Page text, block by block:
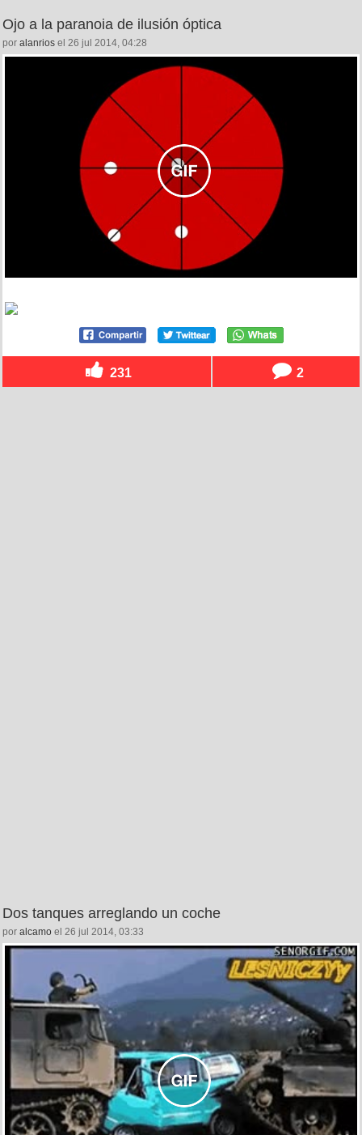
Ojo a la paranoia de ilusión óptica
por alanrios el 26 jul 2014, 04:28
231 2
Dos tanques arreglando un coche
por alcamo el 26 jul 2014, 03:33